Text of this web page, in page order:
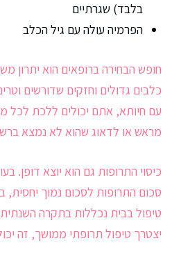
בלבד) שגרתיים
הפרמיה עולה עם גיל הכלב
חופש הבחירה ברופאים הוא יתרון
כלבים גדולים וחזקים שדורשים
עם חיותא, אתם יכולים ללכת לכל
מראש או לדאוג שהוא לא נמצא
כיסוי התרופות גם הוא יוצא דופן.
סכום התרופות לסכום נמוך
טיפול בבית נכללות בתקרה
יצטרך טיפול תרופתי ממושך, זה